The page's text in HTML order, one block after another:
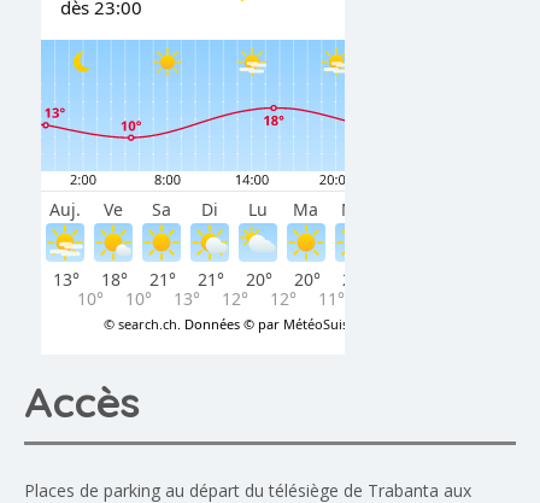
Accès
Places de parking au départ du télésiège de Trabanta aux